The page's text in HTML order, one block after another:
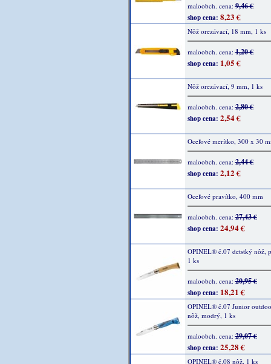
maloobch. cena:9,46 €
shop cena: 8,23 €
Nôž orezávací, 18 mm, 1 ks
maloobch. cena:1,20 €
shop cena: 1,05 €
Nôž orezávací, 9 mm, 1 ks
maloobch. cena:2,80 €
shop cena: 2,54 €
Oceľové merítko, 300 x 30
maloobch. cena:2,44 €
shop cena: 2,12 €
Oceľové pravítko, 400 mm
maloobch. cena:27,43 €
shop cena: 24,94 €
OPINEL® č.07 detstký nôž,
1 ks
maloobch. cena:20,95 €
shop cena: 18,21 €
OPINEL® č.07 Junior
nôž, modrý, 1 ks
maloobch. cena:29,07 €
shop cena: 25,28 €
OPINEL® č.08 nôž, 1 ks